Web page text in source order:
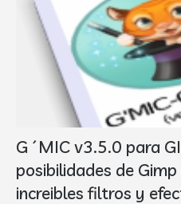
G´MIC v3.5.0 para
posibilidades de
increibles filtros y